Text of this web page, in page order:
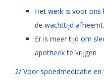
Het werk is voor
de wachttijd afneemt.
Er is meer tijd om
apotheek te krijgen
2/ Voor spoedmedicatie